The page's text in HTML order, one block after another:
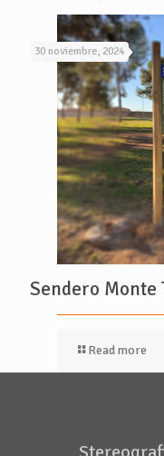
30 noviembre, 2024
Sendero Monte
Read more